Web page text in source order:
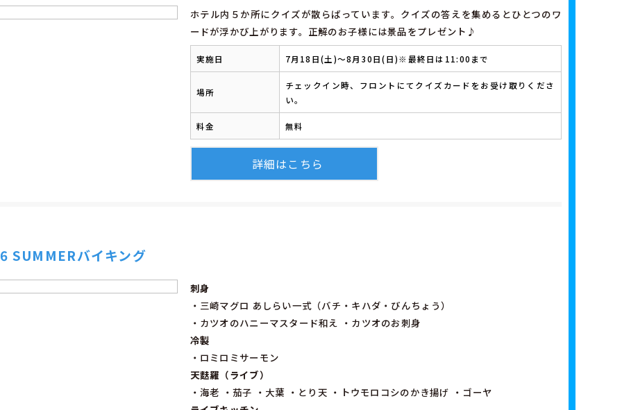
ホテル内５か所にクイズが散らばっています。クイズの答えを集めるとひとつのワ
ードが浮かび上がります。正解のお子様には景品をプレゼント♪
実施日 7月18日(土)～8月30日(日)※最終日は11:00まで
場所
チェックイン時、フロントにてクイズカードをお受け取りくださ
い。
料金 無料
詳細はこちら
SUMMERバイキング
刺身
・三崎マグロ あしらい一式（バチ・キハダ・びんちょう）
・カツオのハニーマスタード和え ・カツオのお刺身
冷製
・ロミロミサーモン
天麩羅（ライブ）
・海老 ・茄子 ・大葉 ・とり天 ・トウモロコシのかき揚げ ・ゴーヤ